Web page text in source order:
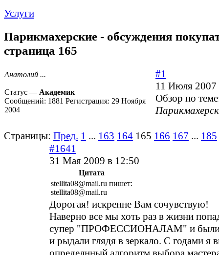
Услуги
Парикмахерские - обсуждения
страница 165
Анатолий ...
Статус — Академик
Сообщений: 1881 Регистрация: 29 Ноября
2004
#1
11 Июля 2007
Обзор по
Страницы: Пред. 1 ... 163 164 165 166 167 ... 185
#1641
31 Мая 2009 в 12:50
Цитата
stellita08@mail.ru пишет:
stellita08@mail.ru
Дорогая! искренне Вам сочувствую!
Наверно все мы хоть раз в жизни
супер "ПРОФЕССИОНАЛАМ" и были
и рыдали глядя в зеркало. С годами я